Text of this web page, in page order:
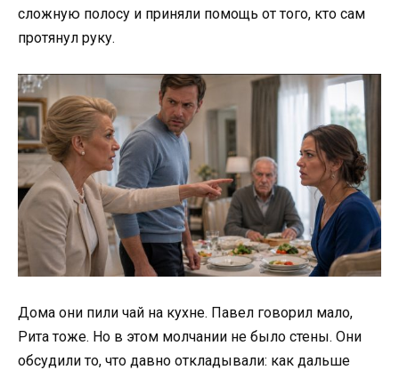
сложную полосу и приняли помощь от того, кто сам
протянул руку.
Дома они пили чай на кухне. Павел говорил мало,
Рита тоже. Но в этом молчании не было стены. Они
обсудили то, что давно откладывали: как дальше